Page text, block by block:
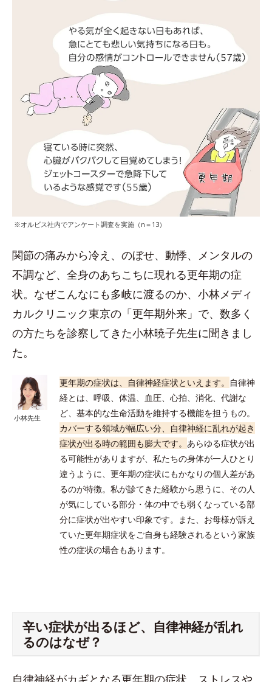
※オルビス社内でアンケート調査を実施（n＝13）
関節の痛みから冷え、のぼせ、動悸、メンタルの
不調など、全身のあちこちに現れる更年期の症
状。なぜこんなにも多岐に渡るのか、小林メディ
カルクリニック東京の「更年期外来」で、数多く
の方たちを診察してきた小林暁子先生に聞きまし
た。
小林先生
更年期の症状は、自律神経症状といえます。 自律神
経とは、呼吸、体温、血圧、心拍、消化、代謝な
ど、基本的な生命活動を維持する機能を担うもの。
カバーする領域が幅広い分、自律神経に乱れが起き
症状が出る時の範囲も膨大です。あらゆる症状が出
る可能性がありますが、私たちの身体が一人ひとり
違うように、更年期の症状にもかなりの個人差があ
るのが特徴。私が診てきた経験から思うに、その人
が気にしている部分・体の中でも弱くなっている部
分に症状が出やすい印象です。また、お母様が訴え
ていた更年期症状をご自身も経験されるという家族
性の症状の場合もあります。
辛い症状が出るほど、自律神経が乱れ
るのはなぜ？
自律神経がカギとなる更年期の症状。ストレスや